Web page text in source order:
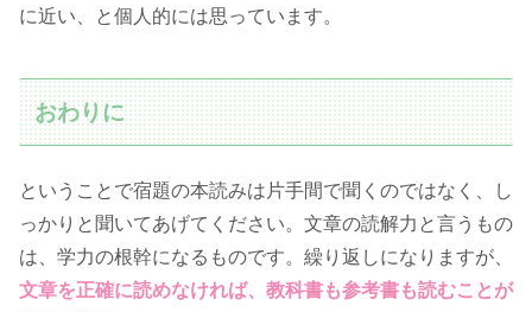
に近い、と個人的には思っています。
おわりに
ということで宿題の本読みは片手間で聞くのではなく、し
っかりと聞いてあげてください。文章の読解力と言うもの
は、学力の根幹になるものです。繰り返しになりますが、
文章を正確に読めなければ、教科書も参考書も読むことが